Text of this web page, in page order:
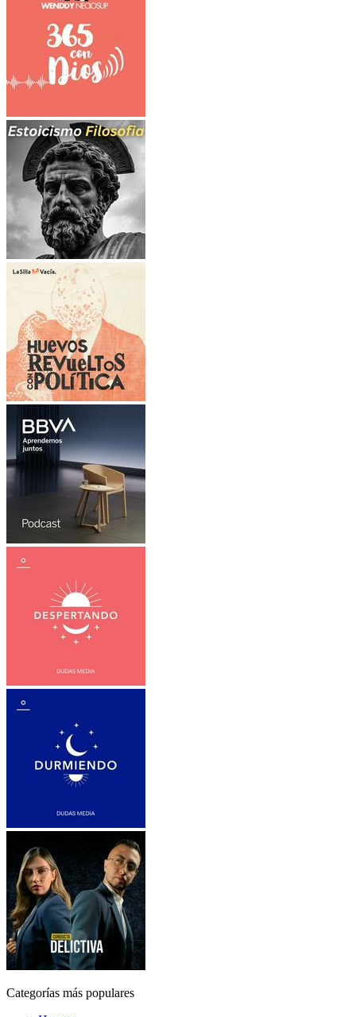
Categorías más populares